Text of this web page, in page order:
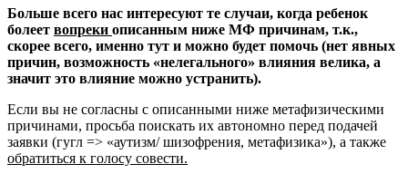
Больше всего нас интересуют те случаи, когда ребенок
болеет вопреки описанным ниже МФ причинам, т.к.,
скорее всего, именно тут и можно будет помочь (нет явных
причин, возможность «нелегального» влияния велика, а
значит это влияние можно устранить).
Если вы не согласны с описанными ниже метафизическими
причинами, просьба поискать их автономно перед подачей
заявки (гугл => «аутизм/ шизофрения, метафизика»), а также
обратиться к голосу совести.